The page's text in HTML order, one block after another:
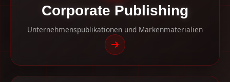
Corporate Publishing
Unternehmenspublikationen und Markenmaterialien